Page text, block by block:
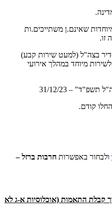
שאינם.ן משתייכים.ות
זו.
בצה"ל (למעט שירות קבע)
מיוחד במהלך אירועי
– 31/12/23
קודם.
ולבחור באפשרות חרבות ברזל –
קבלת התאמות (אוכלוסיות א-ג לא